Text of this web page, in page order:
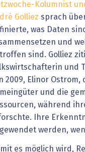
Kolumnist
Golliez sprach
was Daten
und
sind. Golliez
und
2009, Elinor
und die
während
Ihre
werden,
es möglich wird,